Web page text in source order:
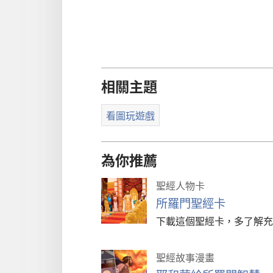
相關主題
看圖玩遊戲
為你推薦
聖經人物卡
所羅門聖經卡
下載這個聖經卡，多了解
聖經故事漫畫